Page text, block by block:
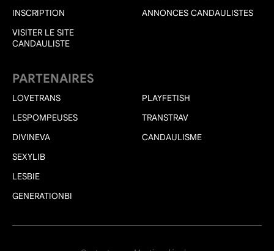
INSCRIPTION
VISITER LE SITE
CANDAULISTE
ANNONCES CANDAULISTES
PARTENAIRES
LOVETRANS
LESPOMPEUSES
DIVINEVA
SEXYLIB
LESBIE
GENERATIONBI
PLAYFETISH
TRANSTRAV
CANDAULISME